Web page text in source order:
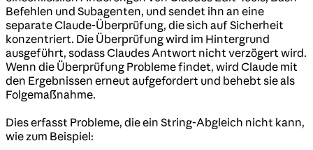
Befehlen und Subagenten, und sendet ihn an eine
separate Claude-Überprüfung, die sich auf Sicherheit
konzentriert. Die Überprüfung wird im Hintergrund
ausgeführt, sodass Claudes Antwort nicht verzögert wird.
Wenn die Überprüfung Probleme findet, wird Claude mit
den Ergebnissen erneut aufgefordert und behebt sie als
Folgemaßnahme.
Dies erfasst Probleme, die ein String-Abgleich nicht kann,
wie zum Beispiel: